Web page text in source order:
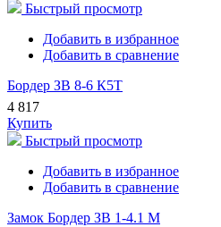
Быстрый просмотр
Добавить в избранное
Добавить в сравнение
Бордер ЗВ 8-6 К5Т
4 817
Купить
Быстрый просмотр
Добавить в избранное
Добавить в сравнение
Замок Бордер ЗВ 1-4.1 М